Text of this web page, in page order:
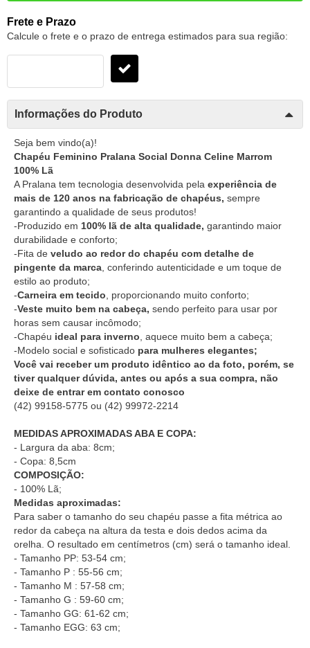
Frete e Prazo
Calcule o frete e o prazo de entrega estimados para sua região:
Informações do Produto
Seja bem vindo(a)!
Chapéu Feminino Pralana Social Donna Celine Marrom
100% Lã
A Pralana tem tecnologia desenvolvida pela experiência de
mais de 120 anos na fabricação de chapéus, sempre
garantindo a qualidade de seus produtos!
-Produzido em 100% lã de alta qualidade, garantindo maior
durabilidade e conforto;
-Fita de veludo ao redor do chapéu com detalhe de
pingente da marca , conferindo autenticidade e um toque de
estilo ao produto;
-Carneira em tecido , proporcionando muito conforto;
-Veste muito bem na cabeça, sendo perfeito para usar por
horas sem causar incômodo;
-Chapéu ideal para inverno , aquece muito bem a cabeça;
-Modelo social e sofisticado para mulheres elegantes;
Você vai receber um produto idêntico ao da foto, porém, se
tiver qualquer dúvida, antes ou após a sua compra, não
deixe de entrar em contato conosco
(42) 99158-5775 ou (42) 99972-2214
MEDIDAS APROXIMADAS ABA E COPA:
- Largura da aba: 8cm;
- Copa: 8,5cm
COMPOSIÇÃO:
- 100% Lã;
Medidas aproximadas:
Para saber o tamanho do seu chapéu passe a fita métrica ao
redor da cabeça na altura da testa e dois dedos acima da
orelha. O resultado em centímetros (cm) será o tamanho ideal.
- Tamanho PP: 53-54 cm;
- Tamanho P : 55-56 cm;
- Tamanho M : 57-58 cm;
- Tamanho G : 59-60 cm;
- Tamanho GG: 61-62 cm;
- Tamanho EGG: 63 cm;